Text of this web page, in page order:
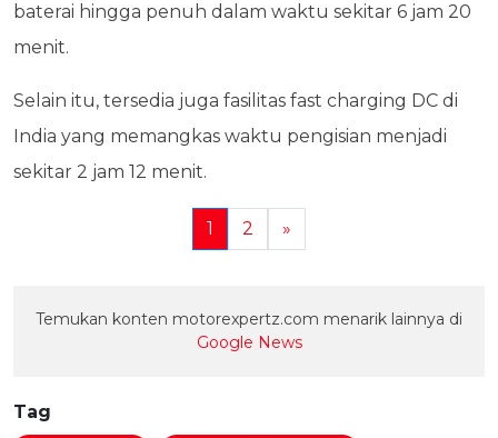
baterai hingga penuh dalam waktu sekitar 6 jam 20
menit.
Selain itu, tersedia juga fasilitas fast charging DC di
India yang memangkas waktu pengisian menjadi
sekitar 2 jam 12 menit.
1 2 »
Temukan konten motorexpertz.com menarik lainnya di
Google News
Tag